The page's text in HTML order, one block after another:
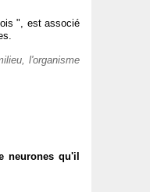
", est associé
l'organisme
neurones qu'il